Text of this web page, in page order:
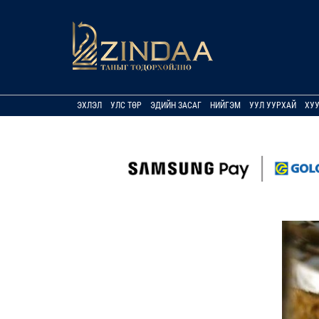
ЭХЛЭЛ УЛС ТӨР ЭДИЙН ЗАСАГ НИЙГЭМ УУЛ УУРХАЙ